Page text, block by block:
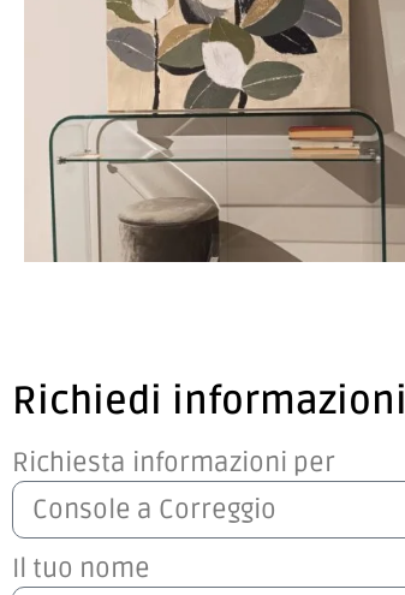
Richiedi informazioni
Richiesta informazioni per
Il tuo nome